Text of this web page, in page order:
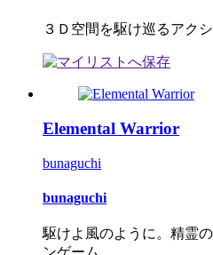
３Ｄ空間を駆け巡るアク
Elemental Warrior
bunaguchi
bunaguchi
駆けよ風のように。精霊